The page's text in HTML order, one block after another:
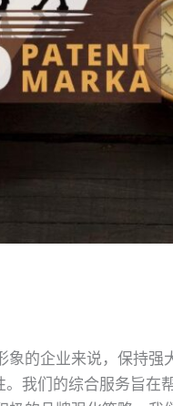
的企业来说，保持强
我们的综合服务旨在